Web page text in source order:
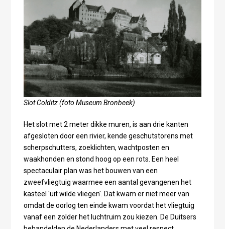
Slot Colditz (foto Museum Bronbeek)
Het slot met 2 meter dikke muren, is aan drie kanten
afgesloten door een rivier, kende geschutstorens met
scherpschutters, zoeklichten, wachtposten en
waakhonden en stond hoog op een rots. Een heel
spectaculair plan was het bouwen van een
zweefvliegtuig waarmee een aantal gevangenen het
kasteel 'uit wilde vliegen'. Dat kwam er niet meer van
omdat de oorlog ten einde kwam voordat het vliegtuig
vanaf een zolder het luchtruim zou kiezen. De Duitsers